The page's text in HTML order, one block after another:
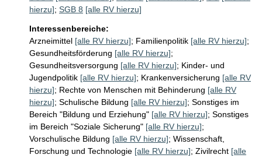
hierzu]; SGB 8 [alle RV hierzu]
Interessenbereiche:
Arzneimittel [alle RV hierzu]; Familienpolitik [alle RV hierzu];
Gesundheitsförderung [alle RV hierzu];
Gesundheitsversorgung [alle RV hierzu]; Kinder- und
Jugendpolitik [alle RV hierzu]; Krankenversicherung [alle RV
hierzu]; Rechte von Menschen mit Behinderung [alle RV
hierzu]; Schulische Bildung [alle RV hierzu]; Sonstiges im
Bereich "Bildung und Erziehung" [alle RV hierzu]; Sonstiges
im Bereich "Soziale Sicherung" [alle RV hierzu];
Vorschulische Bildung [alle RV hierzu]; Wissenschaft,
Forschung und Technologie [alle RV hierzu]; Zivilrecht [alle